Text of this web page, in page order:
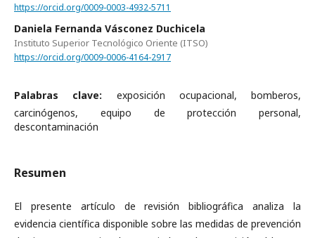
https://orcid.org/0009-0003-4932-5711
Daniela Fernanda Vásconez Duchicela
Instituto Superior Tecnológico Oriente (ITSO)
https://orcid.org/0009-0006-4164-2917
Palabras clave: exposición ocupacional, bomberos,
carcinógenos, equipo de protección personal,
descontaminación
Resumen
El presente artículo de revisión bibliográfica analiza la
evidencia científica disponible sobre las medidas de prevención